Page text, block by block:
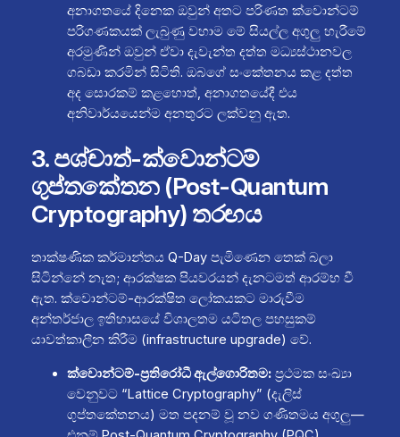
අනාගතයේ දිනෙක ඔවුන් අතට පරිණත ක්වොන්ටම්
පරිගණකයක් ලැබුණු වහාම මේ සියල්ල අගුලු හැරීමේ
අරමුණින් ඔවුන් ඒවා දැවැන්ත දත්ත මධ්‍යස්ථානවල
ගබඩා කරමින් සිටිති. ඔබගේ සංකේතනය කළ දත්ත
අද සොරකම් කළහොත්, අනාගතයේදී එය
අනිවාර්යයෙන්ම අනතුරට ලක්වනු ඇත.
3. පශ්චාත්-ක්වොන්ටම්
ගුප්තකේතන (Post-Quantum
Cryptography) තරඟය
තාක්ෂණික කර්මාන්තය Q-Day පැමිණෙන තෙක් බලා
සිටින්නේ නැත; ආරක්ෂක පියවරයන් දැනටමත් ආරම්භ වී
ඇත. ක්වොන්ටම්-ආරක්ෂිත ලෝකයකට මාරුවීම
අන්තර්ජාල ඉතිහාසයේ විශාලතම යටිතල පහසුකම්
යාවත්කාලීන කිරීම (infrastructure upgrade) වේ.
ක්වොන්ටම්-ප්‍රතිරෝධී ඇල්ගොරිතම:ප්‍රථමක සංඛ්‍යා
වෙනුවට “Lattice Cryptography” (දැලිස්
ගුප්තකේතනය) මත පදනම් වූ නව ගණිතමය අගුලු—